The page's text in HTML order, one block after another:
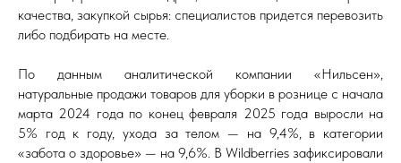
качества, закупкой сырья: специалистов придется перевозить
либо подбирать на месте.
По данным аналитической компании «Нильсен»,
натуральные продажи товаров для уборки в рознице с начала
марта 2024 года по конец февраля 2025 года выросли на
5% год к году, ухода за телом — на 9,4%, в категории
«забота о здоровье» — на 9,6%. В Wildberries зафиксировали